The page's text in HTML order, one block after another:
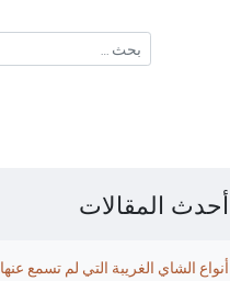
البحث
عن:
أحدث المقالات
أنواع الشاي الغريبة التي لم تسمع عنها